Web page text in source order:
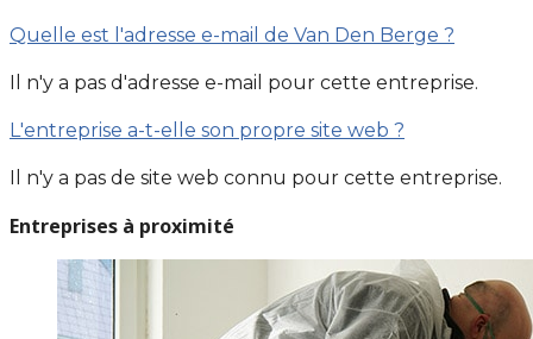
Quelle est l'adresse e-mail de Van Den Berge ?
Il n'y a pas d'adresse e-mail pour cette entreprise.
L'entreprise a-t-elle son propre site web ?
Il n'y a pas de site web connu pour cette entreprise.
Entreprises à proximité